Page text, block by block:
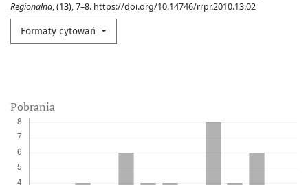
Regionalna, (13), 7–8. https://doi.org/10.14746/rrpr.2010.13.02
Formaty cytowań
Pobrania